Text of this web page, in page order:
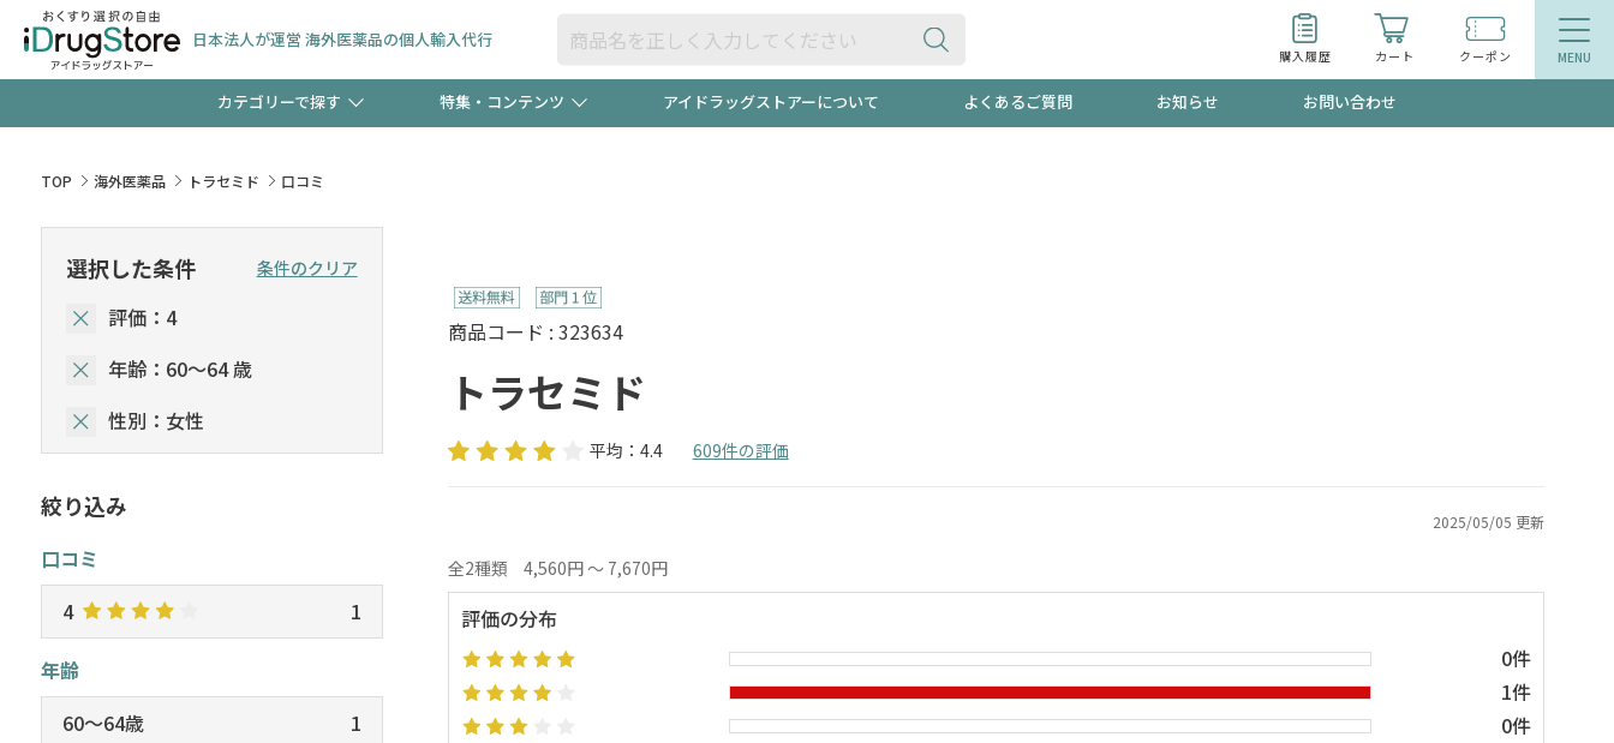
日本法人が運営 海外医薬品の個人輸入代行
購入履歴 カート クーポン
カテゴリーで探す
ペット用品
特集・コンテンツ
極冷メントールで、夏の頭皮ストレスを完全リセッ
当店スタッフが贈る音声プログラム
アイドラッグストアーについて よくあるご質問 お知らせ お問い合わせ
TOP 海外医薬品 トラセミド 口コミ
商品コード : 323634
トラセミド
平均：4.4 609件の評価
2025/05/05 更新
全2種類 4,560円 ～ 7,670円
評価の分布
0件
1件
0件
選択した条件 条件のクリア
評価：4
年齢：60～64 歳
性別：女性
絞り込み
口コミ
4
1
年齢
60～64歳
1